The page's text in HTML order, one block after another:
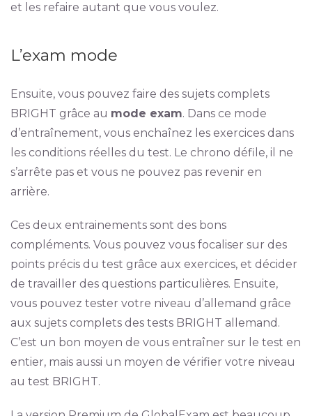
et les refaire autant que vous voulez.
L’exam mode
Ensuite, vous pouvez faire des sujets complets
BRIGHT grâce au mode exam. Dans ce mode
d’entraînement, vous enchaînez les exercices dans
les conditions réelles du test. Le chrono défile, il ne
s’arrête pas et vous ne pouvez pas revenir en
arrière.
Ces deux entrainements sont des bons
compléments. Vous pouvez vous focaliser sur des
points précis du test grâce aux exercices, et décider
de travailler des questions particulières. Ensuite,
vous pouvez tester votre niveau d’allemand grâce
aux sujets complets des tests BRIGHT allemand.
C’est un bon moyen de vous entraîner sur le test en
entier, mais aussi un moyen de vérifier votre niveau
au test BRIGHT.